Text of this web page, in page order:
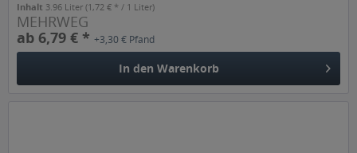
Inhalt 3.96 Liter(1,72 € * / 1 Liter)
MEHRWEG
ab 6,79 € *+3,30 € Pfand
In den Warenkorb